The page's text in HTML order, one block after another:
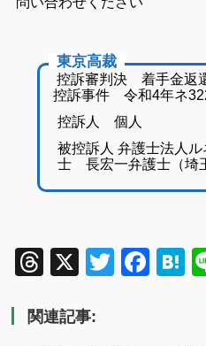
東京高裁
控訴審判決 着手金返
控訴事件 令和4年ネ
控訴人 個人
被控訴人 弁護士法人
士 長宏一弁護士（埼
Threads
X Twitter
関連記事: